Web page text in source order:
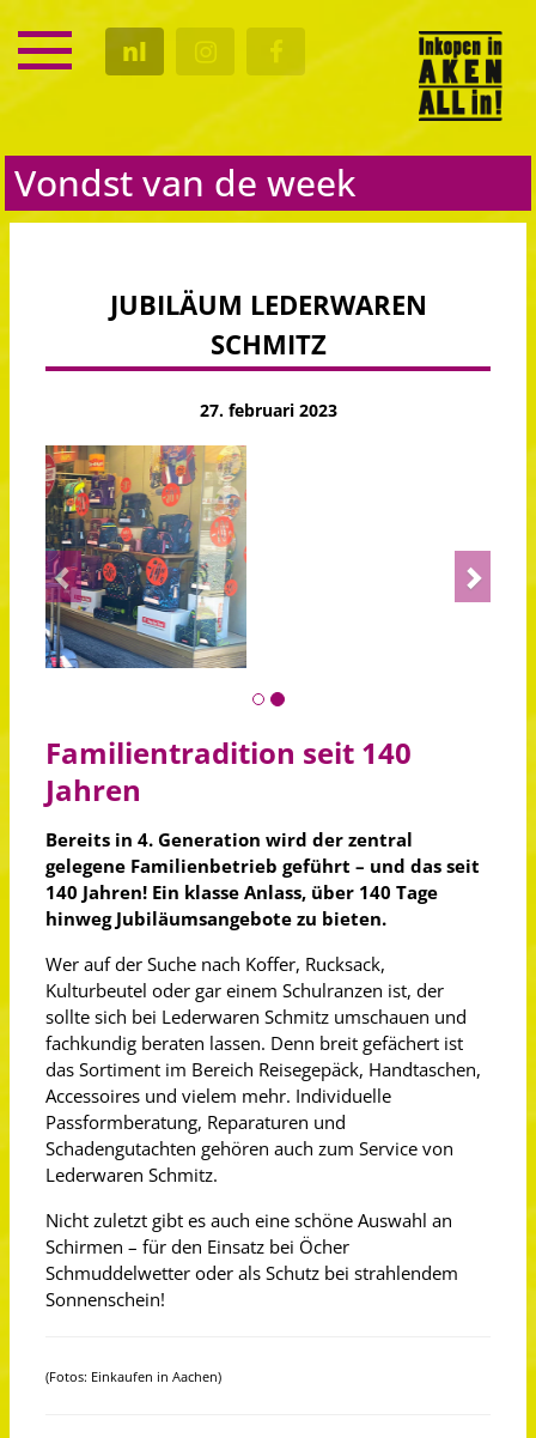
nl
SERVICE
KALENDER
Vondst van de week
JUBILÄUM LEDERWAREN
SCHMITZ
27. februari 2023
Previous Next
Familientradition seit 140
Jahren
Bereits in 4. Generation wird der zentral
gelegene Familienbetrieb geführt – und das seit
140 Jahren! Ein klasse Anlass, über 140 Tage
hinweg Jubiläumsangebote zu bieten.
Wer auf der Suche nach Koffer, Rucksack,
Kulturbeutel oder gar einem Schulranzen ist, der
sollte sich bei Lederwaren Schmitz umschauen und
fachkundig beraten lassen. Denn breit gefächert ist
das Sortiment im Bereich Reisegepäck, Handtaschen,
Accessoires und vielem mehr. Individuelle
Passformberatung, Reparaturen und
Schadengutachten gehören auch zum Service von
Lederwaren Schmitz.
Nicht zuletzt gibt es auch eine schöne Auswahl an
Schirmen – für den Einsatz bei Öcher
Schmuddelwetter oder als Schutz bei strahlendem
Sonnenschein!
(Fotos: Einkaufen in Aachen)